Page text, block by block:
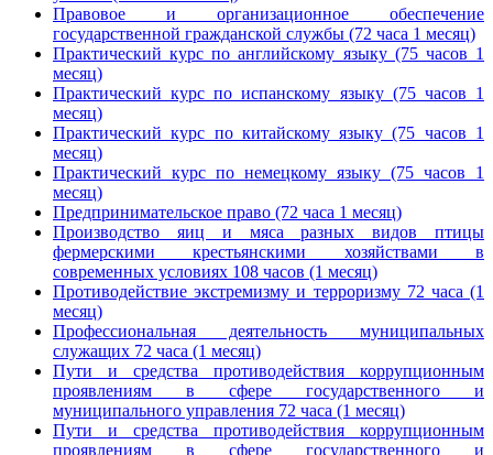
Правовое и организационное обеспечение
государственной гражданской службы (72 часа 1 месяц)
Практический курс по английскому языку (75 часов 1
месяц)
Практический курс по испанскому языку (75 часов 1
месяц)
Практический курс по китайскому языку (75 часов 1
месяц)
Практический курс по немецкому языку (75 часов 1
месяц)
Предпринимательское право (72 часа 1 месяц)
Производство яиц и мяса разных видов птицы
фермерскими крестьянскими хозяйствами в
современных условиях 108 часов (1 месяц)
Противодействие экстремизму и терроризму 72 часа (1
месяц)
Профессиональная деятельность муниципальных
служащих 72 часа (1 месяц)
Пути и средства противодействия коррупционным
проявлениям в сфере государственного и
муниципального управления 72 часа (1 месяц)
Пути и средства противодействия коррупционным
проявлениям в сфере государственного и